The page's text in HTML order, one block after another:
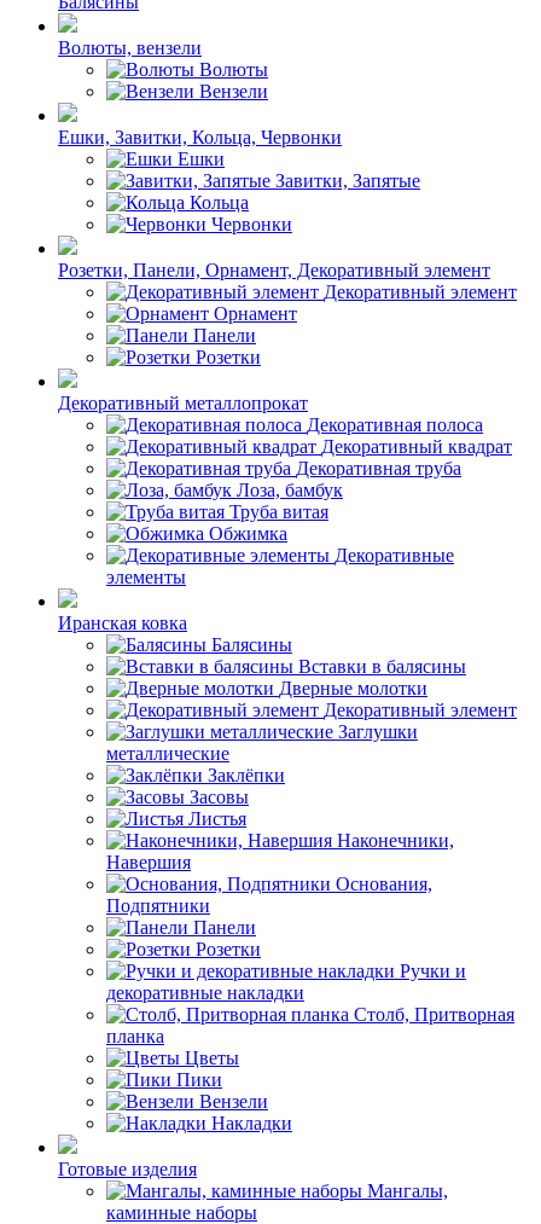
Волюты, вензели
Волюты
Вензели
Ешки, Завитки, Кольца, Червонки
Ешки
Завитки, Запятые
Кольца
Червонки
Розетки, Панели, Орнамент, Декоративный элемент
Декоративный элемент
Орнамент
Панели
Розетки
Декоративный металлопрокат
Декоративная полоса
Декоративный квадрат
Декоративная труба
Лоза, бамбук
Труба витая
Обжимка
Декоративные
элементы
Иранская ковка
Балясины
Вставки в балясины
Дверные молотки
Декоративный элемент
Заглушки
металлические
Заклёпки
Засовы
Листья
Наконечники,
Навершия
Основания,
Подпятники
Панели
Розетки
Ручки и
декоративные накладки
Столб, Притворная
планка
Цветы
Пики
Вензели
Накладки
Готовые изделия
Мангалы,
каминные наборы